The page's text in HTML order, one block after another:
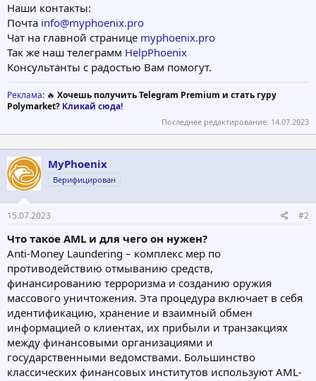
Наши контакты:
Почта info@myphoenix.pro
Чат на главной странице myphoenix.pro
Так же наш телеграмм HelpPhoenix
Консультанты с радостью Вам помогут.
Реклама: 🔥 Хочешь получить Telegram Premium и стать гуру
Polymarket? Кликай сюда!
Последнее редактирование: 14.07.2023
MyPhoenix
Верифицирован
15.07.2023 #2
Что такое AML и для чего он нужен?
Anti-Money Laundering – комплекс мер по
противодействию отмыванию средств,
финансированию терроризма и созданию оружия
массового уничтожения. Эта процедура включает в себя
идентификацию, хранение и взаимный обмен
информацией о клиентах, их прибыли и транзакциях
между финансовыми организациями и
государственными ведомствами. Большинство
классических финансовых институтов используют AML-